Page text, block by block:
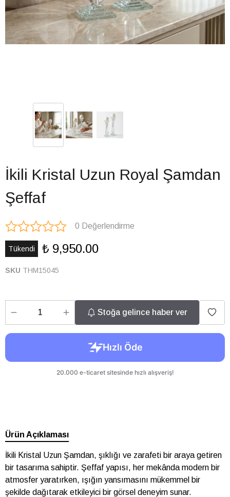
İkili Kristal Uzun Royal Şamdan
Şeffaf
0 Değerlendirme
Tükendi ₺ 9,950.00
SKU THM15045
Stoğa gelince haber ver
Ürün Açıklaması
İkili Kristal Uzun Şamdan, şıklığı ve zarafeti bir araya getiren
bir tasarıma sahiptir. Şeffaf yapısı, her mekânda modern bir
atmosfer yaratırken, ışığın yansımasını mükemmel bir
şekilde dağıtarak etkileyici bir görsel deneyim sunar.